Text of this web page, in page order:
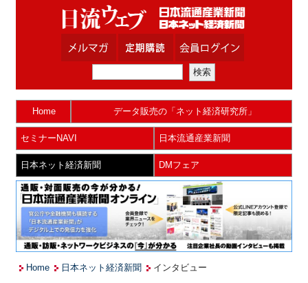
Home データ販売の「ネット経済研究所」
セミナーNAVI 日本流通産業新聞
日本ネット経済新聞 DMフェア
Home 日本ネット経済新聞 インタビュー